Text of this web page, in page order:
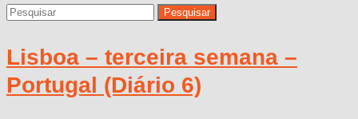
Lisboa – terceira semana –
Portugal (Diário 6)